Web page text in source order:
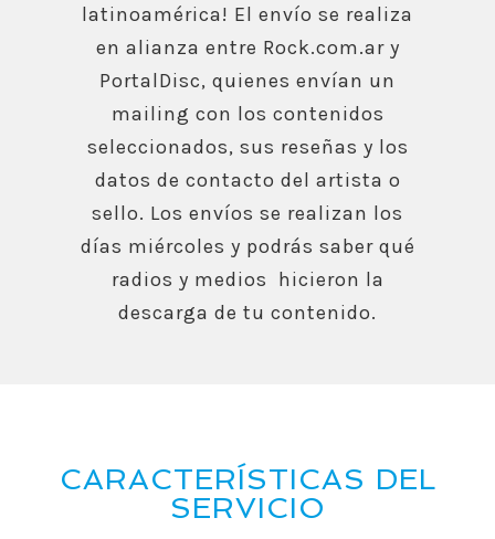
latinoamérica! El envío se realiza
en alianza entre Rock.com.ar y
PortalDisc, quienes envían un
mailing con los contenidos
seleccionados, sus reseñas y los
datos de contacto del artista o
sello. Los envíos se realizan los
días miércoles y podrás saber qué
radios y medios hicieron la
descarga de tu contenido.
CARACTERÍSTICAS DEL
SERVICIO